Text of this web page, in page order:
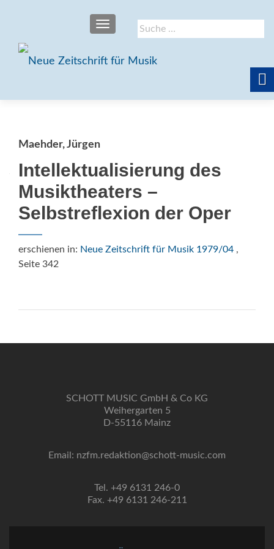
Suche
nach:
SCHALTE NAVIGATION
Maehder, Jürgen
Intellektualisierung des
Musiktheaters –
Selbstreflexion der Oper
erschienen in: Neue Zeitschrift für Musik 1979/04 ,
Seite 342
SCHOTT MUSIC GmbH & Co KG
Weihergarten 5
D-55116 Mainz
Email: nzfm.redaktion@schott-music.com
Tel. +49 6131 246-0
Fax. +49 6131 246-211